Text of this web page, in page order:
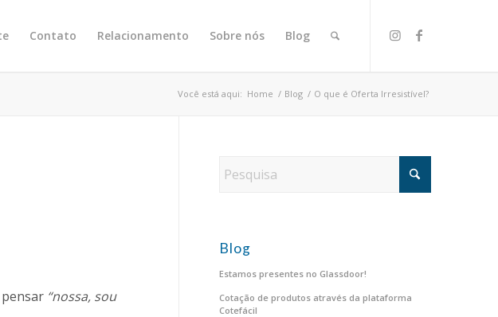
Contato Relacionamento Sobre nós Blog
Você está aqui: Home / Blog / O que é Oferta Irresistível?
“nossa, sou
Blog
Estamos presentes no Glassdoor!
Cotação de produtos através da plataforma
Cotefácil